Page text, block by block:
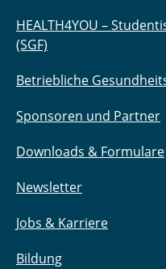
HEALTH4YOU –
(SGF)
Betriebliche
Sponsoren und Partner
Downloads & Formulare
Newsletter
Jobs & Karriere
Bildung